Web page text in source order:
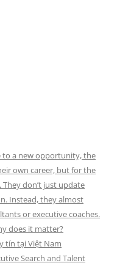
to a new opportunity, the
own career, but for the
don’t just update
Instead, they almost
or executive coaches.
does it matter?
tín tại Việt Nam
Search and Talent